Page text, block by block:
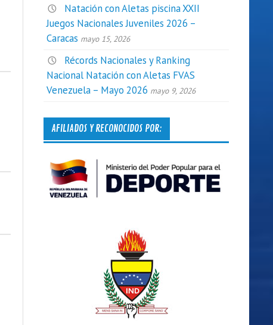
Natación con Aletas piscina XXII
Juegos Nacionales Juveniles 2026 –
Caracas mayo 15, 2026
Récords Nacionales y Ranking
Nacional Natación con Aletas FVAS
Venezuela – Mayo 2026 mayo 9, 2026
AFILIADOS Y RECONOCIDOS POR: